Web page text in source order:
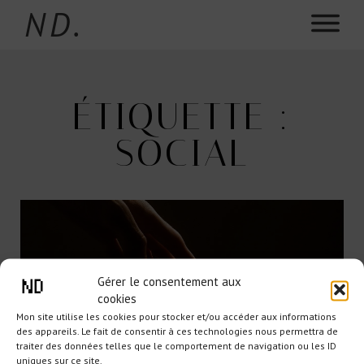
Gérer le consentement aux
cookies
Mon site utilise les cookies pour stocker et/ou accéder aux informations
des appareils. Le fait de consentir à ces technologies nous permettra de
traiter des données telles que le comportement de navigation ou les ID
uniques sur ce site.
ND.
ÉTIQUETTE :
SOCIAL